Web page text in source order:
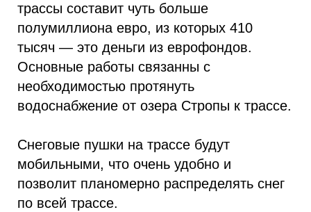
трассы составит чуть больше
полумиллиона евро, из которых 410
тысяч — это деньги из еврофондов.
Основные работы связанны с
необходимостью протянуть
водоснабжение от озера Стропы к трассе.
Снеговые пушки на трассе будут
мобильными, что очень удобно и
позволит планомерно распределять снег
по всей трассе.